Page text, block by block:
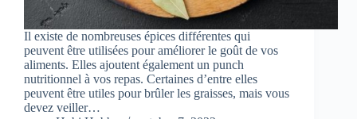
Il existe de nombreuses épices différentes qui
peuvent être utilisées pour améliorer le goût de vos
aliments. Elles ajoutent également un punch
nutritionnel à vos repas. Certaines d’entre elles
peuvent être utiles pour brûler les graisses, mais vous
devez veiller…